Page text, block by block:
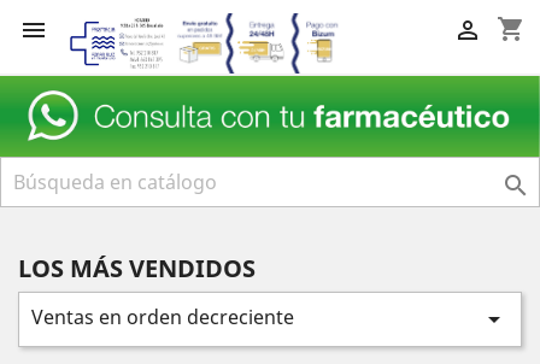
 shopping_cart


LOS MÁS VENDIDOS
Ventas en orden decreciente 